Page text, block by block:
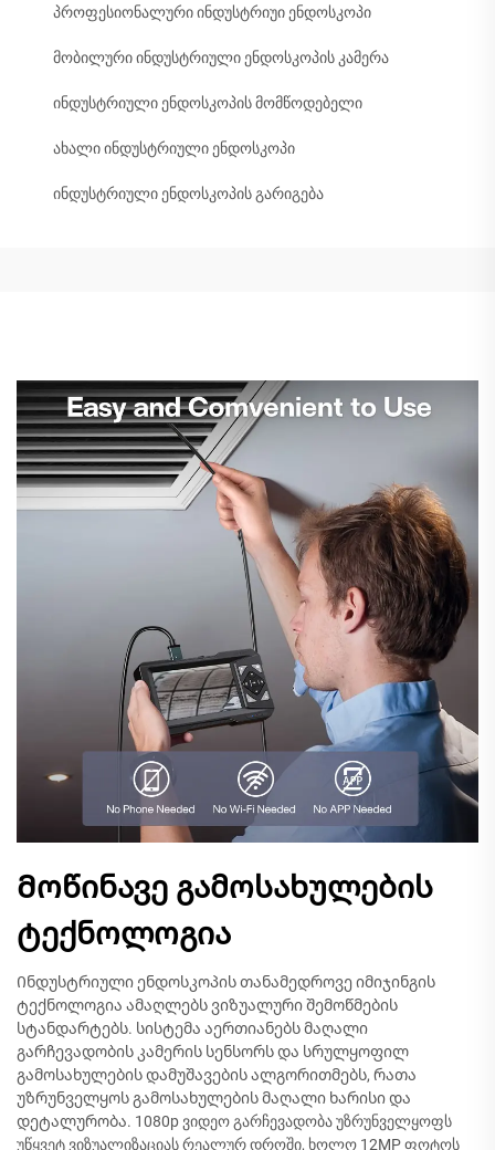
პროფესიონალური ინდუსტრიუი ენდოსკოპი
მობილური ინდუსტრიული ენდოსკოპის კამერა
ინდუსტრიული ენდოსკოპის მომწოდებელი
ახალი ინდუსტრიული ენდოსკოპი
ინდუსტრიული ენდოსკოპის გარიგება
Მოწინავე გამოსახულების
ტექნოლოგია
Ინდუსტრიული ენდოსკოპის თანამედროვე იმიჯინგის
ტექნოლოგია ამაღლებს ვიზუალური შემოწმების
სტანდარტებს. სისტემა აერთიანებს მაღალი
გარჩევადობის კამერის სენსორს და სრულყოფილ
გამოსახულების დამუშავების ალგორითმებს, რათა
უზრუნველყოს გამოსახულების მაღალი ხარისი და
დეტალურობა. 1080p ვიდეო გარჩევადობა უზრუნველყოფს
უწყვეტ ვიზუალიზაციას რეალურ დროში, ხოლო 12MP ფოტოს